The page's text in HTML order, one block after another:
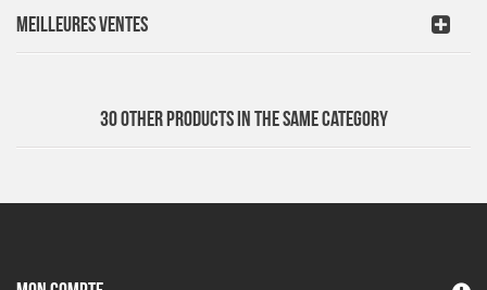
MEILLEURES VENTES
30 OTHER PRODUCTS IN THE SAME CATEGORY